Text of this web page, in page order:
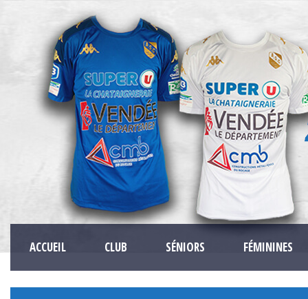
ACCUEIL CLUB SÉNIORS FÉMININES